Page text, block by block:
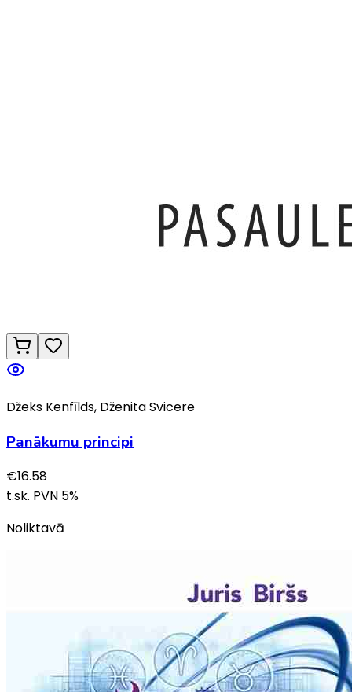
Džeks Kenfīlds, Dženita Svicere
Panākumu principi
€16.58
t.sk. PVN 5%
Noliktavā